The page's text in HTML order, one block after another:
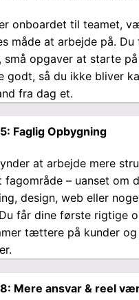
onboardet til teamet,
måde at arbejde på. Du
små opgaver at starte
godt, så du ikke bliver
fra dag et.
Faglig Opbygning
at arbejde mere
fagområde – uanset om
design, web eller
får dine første rigtige
tættere på kunder og
Mere ansvar & reel